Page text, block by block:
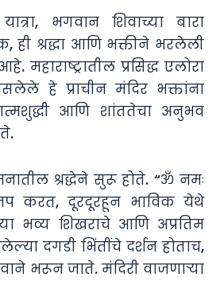
भगवान शिवाच्या बारा
ही श्रद्धा आणि भक्तीने भरलेली
प्रसिद्ध एलोरा
हे प्राचीन मंदिर भक्तांना
आणि शांततेचा अनुभव
मनातील श्रद्धेने सुरू होते. “ॐ नमः
करत, दूरदूरहून भाविक येथे
भव्य शिखराचे आणि अप्रतिम
दगडी भिंतींचे दर्शन होताच,
भरून जाते. मंदिरी वाजणाऱ्या